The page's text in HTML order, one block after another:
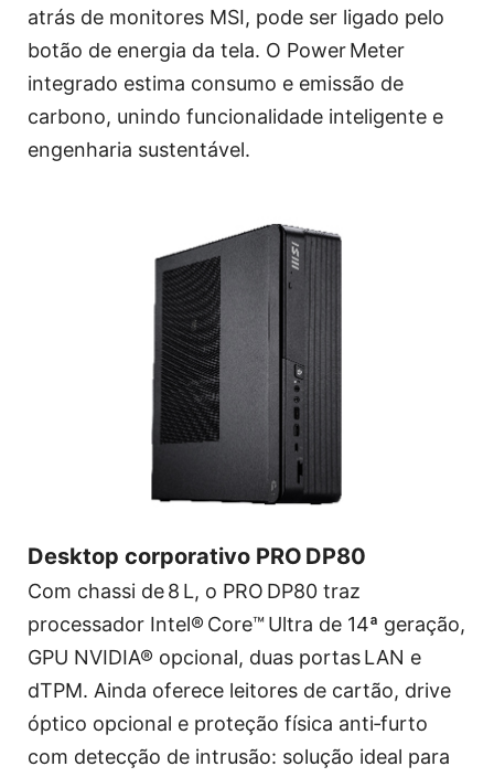
atrás de monitores MSI, pode ser ligado pelo
botão de energia da tela. O Power Meter
integrado estima consumo e emissão de
carbono, unindo funcionalidade inteligente e
engenharia sustentável.
Desktop corporativo PRO DP80
Com chassi de 8 L, o PRO DP80 traz
processador Intel® Core™ Ultra de 14ª geração,
GPU NVIDIA® opcional, duas portas LAN e
dTPM. Ainda oferece leitores de cartão, drive
óptico opcional e proteção física anti‑furto
com detecção de intrusão: solução ideal para